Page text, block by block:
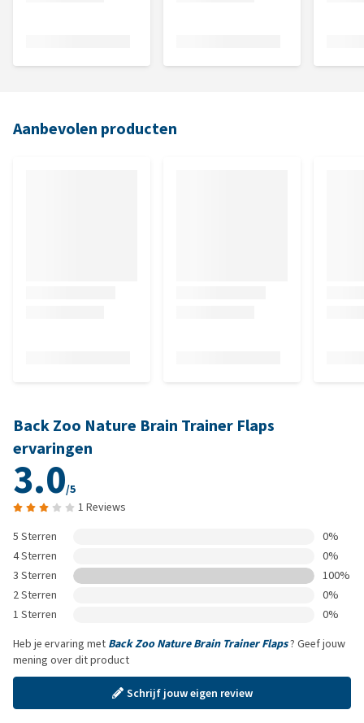
Aanbevolen producten
Back Zoo Nature Brain Trainer Flaps
ervaringen
3.0/5
1 Reviews
5 Sterren
0%
4 Sterren
0%
3 Sterren
100%
2 Sterren
0%
1 Sterren
0%
Heb je ervaring met Back Zoo Nature Brain Trainer Flaps? Geef jouw
mening over dit product
Schrijf jouw eigen review